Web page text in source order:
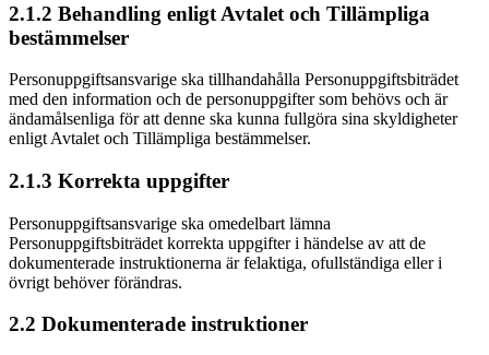
2.1.2 Behandling enligt Avtalet och Tillämpliga
bestämmelser
Personuppgiftsansvarige ska tillhandahålla Personuppgiftsbiträdet
med den information och de personuppgifter som behövs och är
ändamålsenliga för att denne ska kunna fullgöra sina skyldigheter
enligt Avtalet och Tillämpliga bestämmelser.
2.1.3 Korrekta uppgifter
Personuppgiftsansvarige ska omedelbart lämna
Personuppgiftsbiträdet korrekta uppgifter i händelse av att de
dokumenterade instruktionerna är felaktiga, ofullständiga eller i
övrigt behöver förändras.
2.2 Dokumenterade instruktioner